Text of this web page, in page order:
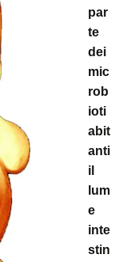
par
te
dei
mic
rob
ioti
abit
anti
il
lum
e
inte
stin